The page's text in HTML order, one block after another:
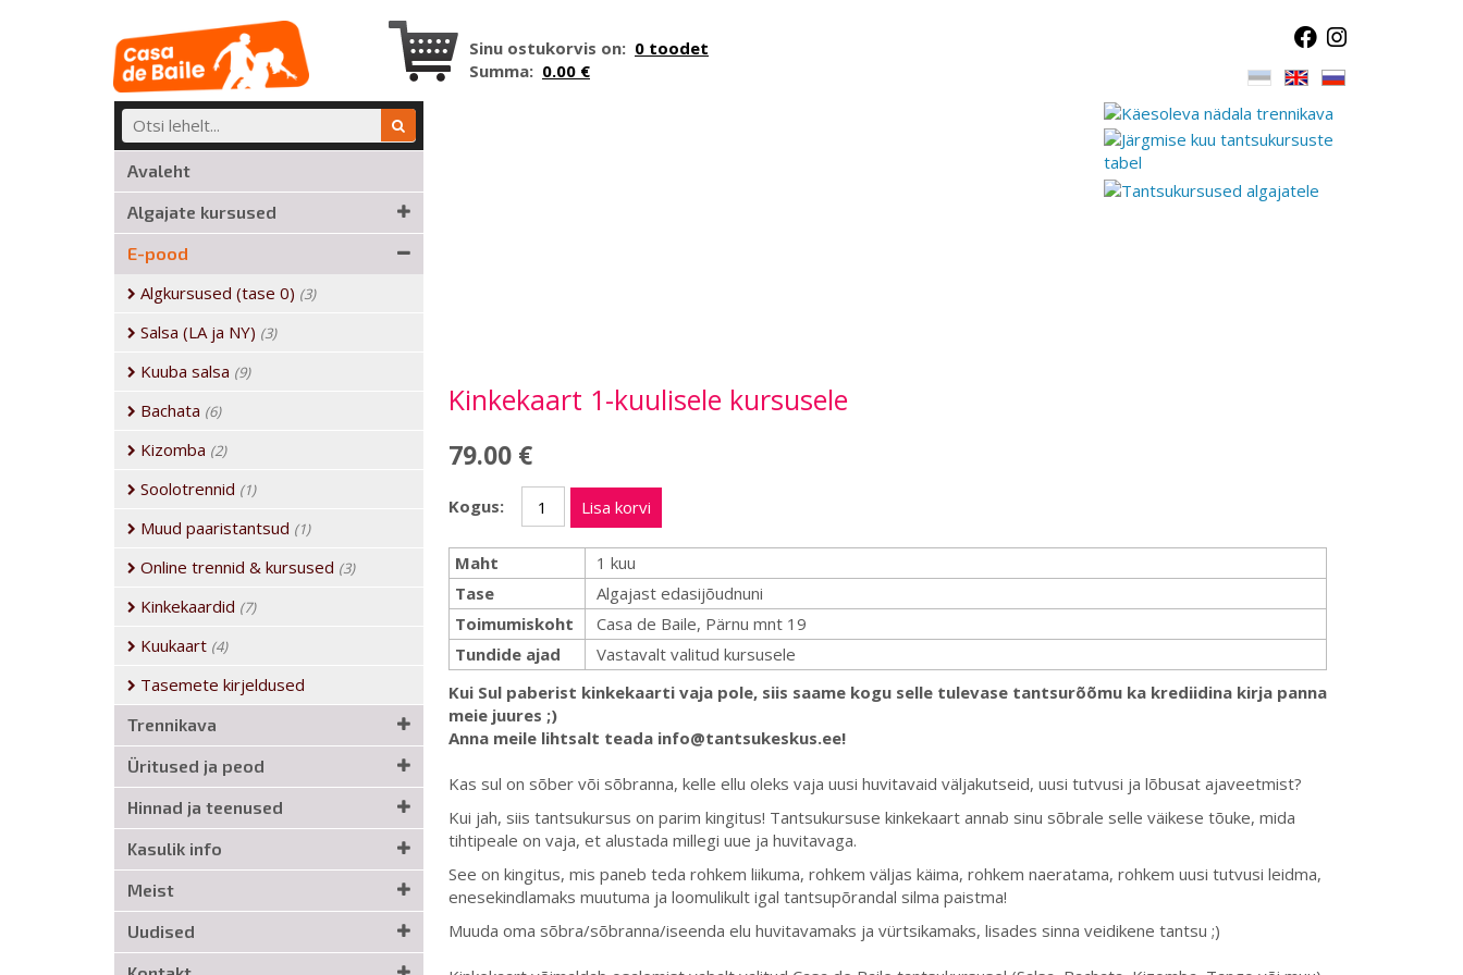
Sinu ostukorvis on: 0 toodet
Summa: 0.00 €
Avaleht
Algajate kursused
E-pood
Algkursused (tase 0) (3)
Salsa (LA ja NY) (3)
Kuuba salsa (9)
Bachata (6)
Kizomba (2)
Soolotrennid (1)
Muud paaristantsud (1)
Online trennid & kursused (3)
Kinkekaardid (7)
Kuukaart (4)
Tasemete kirjeldused
Trennikava
Üritused ja peod
Hinnad ja teenused
Kasulik info
Meist
Uudised
Kinkekaart 1-kuulisele kursusele
79.00 €
Kogus: Lisa korvi
Maht
1 kuu
Tase
Algajast edasijõudnuni
Toimumiskoht
Casa de Baile, Pärnu mnt 19
Tundide ajad
Vastavalt valitud kursusele
Kui Sul paberist kinkekaarti vaja pole, siis saame kogu selle tulevase tantsurõõmu ka krediidina kirja panna
meie juures ;)
​Anna meile lihtsalt teada info@tantsukeskus.ee!
Kas sul on sõber või sõbranna, kelle ellu oleks vaja uusi huvitavaid väljakutseid, uusi tutvusi ja lõbusat ajaveetmist?
Kui jah, siis tantsukursus on parim kingitus! Tantsukursuse kinkekaart annab sinu sõbrale selle väikese tõuke, mida
tihtipeale on vaja, et alustada millegi uue ja huvitavaga.
See on kingitus, mis paneb teda rohkem liikuma, rohkem väljas käima, rohkem naeratama, rohkem uusi tutvusi leidma,
enesekindlamaks muutuma ja loomulikult igal tantsupõrandal silma paistma!
Muuda oma sõbra/sõbranna/iseenda elu huvitavamaks ja vürtsikamaks, lisades sinna veidikene tantsu ;)